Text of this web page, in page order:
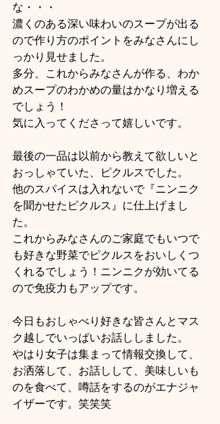
な・・・
濃くのある深い味わいのスープが出る
ので作り方のポイントをみなさんにし
っかり見せました。
多分、これからみなさんが作る、わか
めスープのわかめの量はかなり増える
でしょう！
気に入ってくださって嬉しいです。
最後の一品は以前から教えて欲しいと
おっしゃていた、ピクルスでした。
他のスパイスは入れないで『ニンニク
を聞かせたピクルス』に仕上げまし
た。
これからみなさんのご家庭でもいつで
も好きな野菜でピクルスをおいしくつ
くれるでしょう！ニンニクが効いてる
ので免疫力もアップです。
今日もおしゃべり好きな皆さんとマス
ク越しでいっぱいお話ししました。
やはり女子は集まって情報交換して、
お洒落して、お話しして、美味しいも
のを食べて、噂話をするのがエナジャ
イザーです。笑笑笑